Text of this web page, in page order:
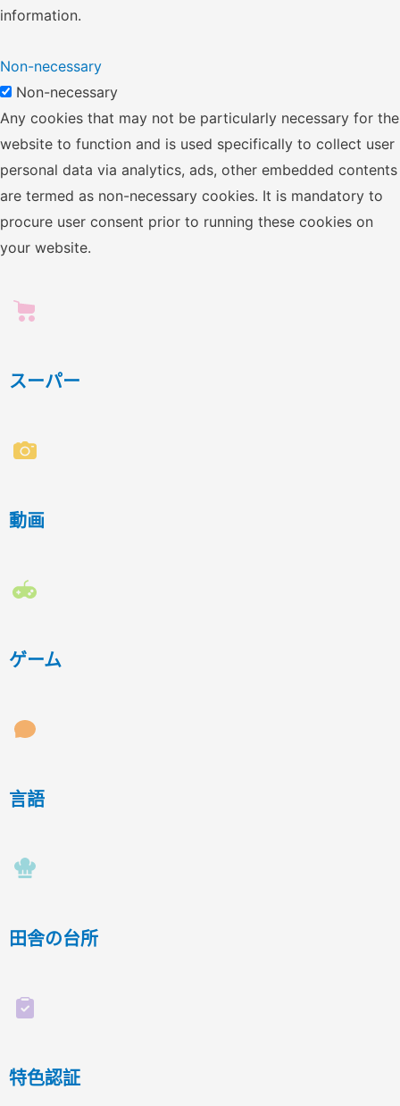
information.
Non-necessary
Non-necessary
Any cookies that may not be particularly necessary for the
website to function and is used specifically to collect user
personal data via analytics, ads, other embedded contents
are termed as non-necessary cookies. It is mandatory to
procure user consent prior to running these cookies on
your website.
スーパー
動画
ゲーム
言語
田舎の台所
特色認証